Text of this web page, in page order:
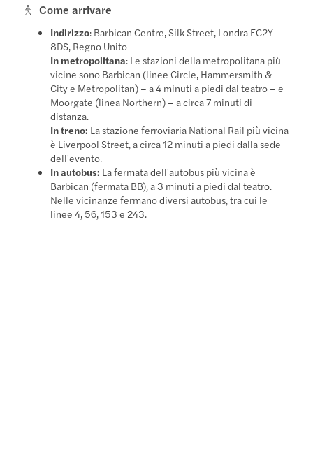
Come arrivare
Indirizzo: Barbican Centre, Silk Street, Londra EC2Y
8DS, Regno Unito
In metropolitana: Le stazioni della metropolitana più
vicine sono Barbican (linee Circle, Hammersmith &
City e Metropolitan) – a 4 minuti a piedi dal teatro – e
Moorgate (linea Northern) – a circa 7 minuti di
distanza.
In treno: La stazione ferroviaria National Rail più vicina
è Liverpool Street, a circa 12 minuti a piedi dalla sede
dell'evento.
In autobus: La fermata dell'autobus più vicina è
Barbican (fermata BB), a 3 minuti a piedi dal teatro.
Nelle vicinanze fermano diversi autobus, tra cui le
linee 4, 56, 153 e 243.